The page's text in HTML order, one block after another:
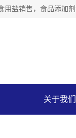
关于我们